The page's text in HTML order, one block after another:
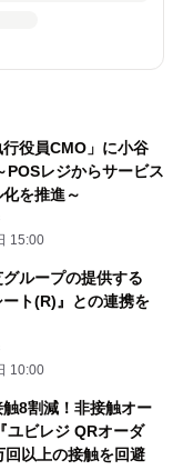
役員CMO」に小谷
レジからサービス
を推進～
15:00
ループの提供する
ート(R)』との連携を
10:00
8割減！非接触オー
ユビレジ QRオーダ
回以上の接触を回避